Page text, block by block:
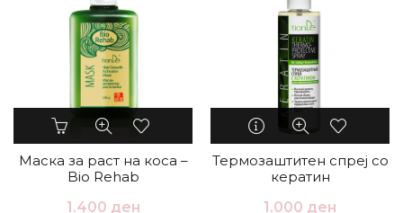
Маска за раст на коса –
Bio Rehab
1.400 ден
Термозаштитен спреј со
кератин
1.000 ден